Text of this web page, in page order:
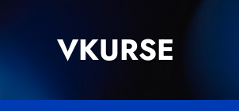
VKURSE